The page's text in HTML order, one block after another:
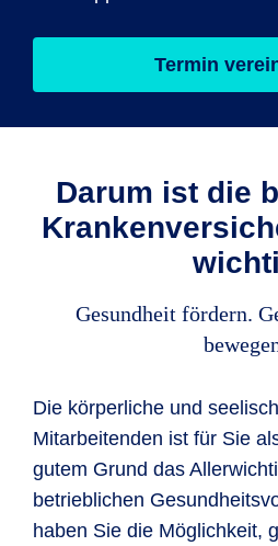
Termin
Darum ist die
Gesundheit fördern.
Die körperliche und
Mitarbeitenden ist für Sie
gutem Grund das
betrieblichen
haben Sie die Möglichkeit,